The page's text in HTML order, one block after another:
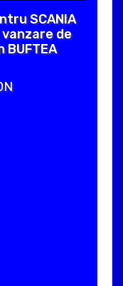
SCANIA
vanzare de